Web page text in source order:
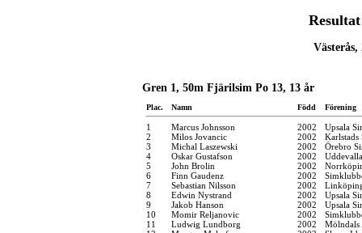
Västerås,
Gren 1, 50m Fjärilsim Po 13, 13 år
Plac. Namn Född Förening
1 Marcus Johnsson 2002
Upsala
2
Milos Jovancic 2002
Karlstads
3
Michal Laszewski 2002
Örebro
4
Oskar Gustafson 2002
5
John Brolin 2002
6
Finn Gaudenz 2002
7
Sebastian Nilsson 2002
8
Edwin Nystrand 2002
Upsala
9
Jakob Hanson 2002
Upsala
10
Momir Reljanovic 2002
11
Ludwig Lundborg 2002
Mölndals